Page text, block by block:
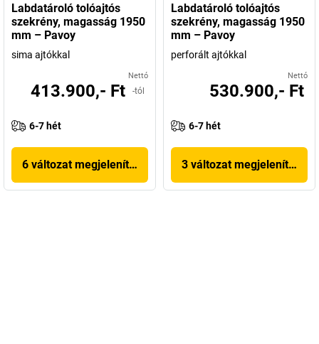
Labdatároló tolóajtós
szekrény, magasság 1950
mm – Pavoy
sima ajtókkal
Nettó
413.900,- Ft -tól
6-7 hét
6 változat megjelenítése
Labdatároló tolóajtós
szekrény, magasság 1950
mm – Pavoy
perforált ajtókkal
Nettó
530.900,- Ft
6-7 hét
3 változat megjelenítése